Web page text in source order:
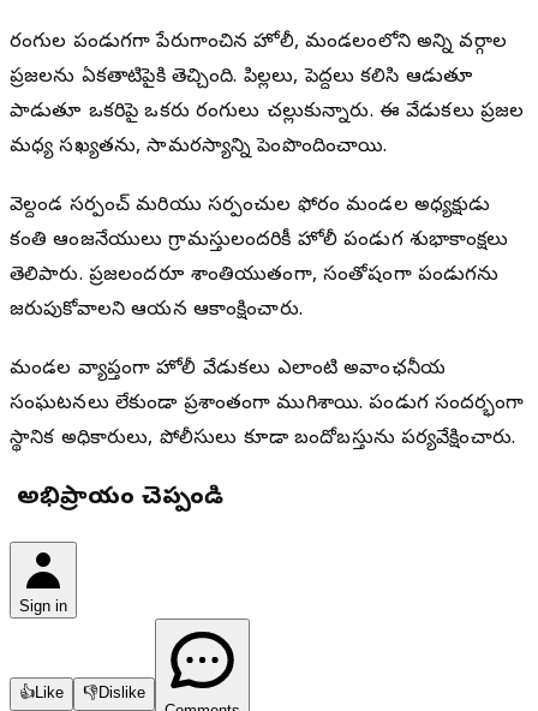
రంగుల పండుగగా పేరుగాంచిన హోలీ, మండలంలోని అన్ని వర్గాల
ప్రజలను ఏకతాటిపైకి తెచ్చింది. పిల్లలు, పెద్దలు కలిసి ఆడుతూ
పాడుతూ ఒకరిపై ఒకరు రంగులు చల్లుకున్నారు. ఈ వేడుకలు ప్రజల
మధ్య సఖ్యతను, సామరస్యాన్ని పెంపొందించాయి.
వెల్దండ సర్పంచ్ మరియు సర్పంచుల ఫోరం మండల అధ్యక్షుడు
కంతి ఆంజనేయులు గ్రామస్తులందరికీ హోలీ పండుగ శుభాకాంక్షలు
తెలిపారు. ప్రజలందరూ శాంతియుతంగా, సంతోషంగా పండుగను
జరుపుకోవాలని ఆయన ఆకాంక్షించారు.
మండల వ్యాప్తంగా హోలీ వేడుకలు ఎలాంటి అవాంఛనీయ
సంఘటనలు లేకుండా ప్రశాంతంగా ముగిశాయి. పండుగ సందర్భంగా
స్థానిక అధికారులు, పోలీసులు కూడా బందోబస్తును పర్యవేక్షించారు.
మీ అభిప్రాయం చెప్పండి
Sign in
👍Like 👎Dislike